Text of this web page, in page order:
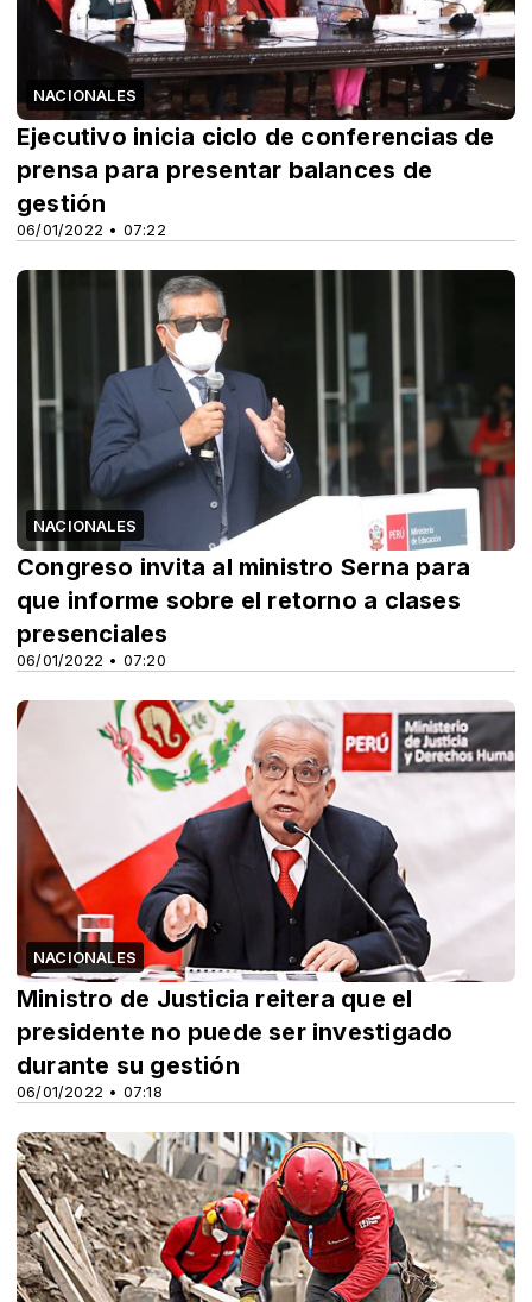
NACIONALES
06/01/2022 • 07:22
Ejecutivo inicia ciclo de conferencias de
prensa para presentar balances de
gestión
NACIONALES
06/01/2022 • 07:20
Congreso invita al ministro Serna para
que informe sobre el retorno a clases
presenciales
NACIONALES
06/01/2022 • 07:18
Ministro de Justicia reitera que el
presidente no puede ser investigado
durante su gestión